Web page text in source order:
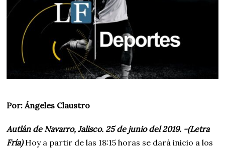
9
Por: Ángeles Claustro
Autlán de Navarro, Jalisco. 25 de junio del 2019. -(Letra
Fría)Hoy a partir de las 18:15 horas se dará inicio a los